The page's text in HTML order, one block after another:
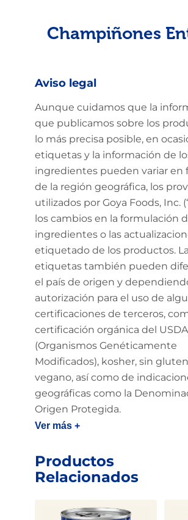
Champiñones
Aviso legal
Aunque cuidamos que la
que publicamos sobre los
lo más precisa posible, en
etiquetas y la información de
ingredientes pueden variar en
de la región geográfica, los
utilizados por Goya Foods, Inc.
los cambios en la formulación
ingredientes o las
etiquetado de los productos.
etiquetas también pueden
el país de origen y
autorización para el uso de
certificaciones de terceros,
certificación orgánica del
(Organismos Genéticamente
Modificados), kosher, sin
vegano, así como de
geográficas como la
Origen Protegida.
Ver más +
Productos
Relacionados